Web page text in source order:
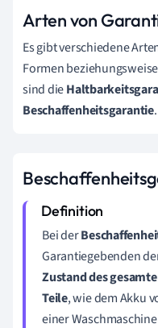
Arten von
Es gibt verschiedene
Formen
sind die
Beschaffenheitsgarantie.
Bei der
Garantiegebenden
Zustand des
Teile, wie dem Akku
einer